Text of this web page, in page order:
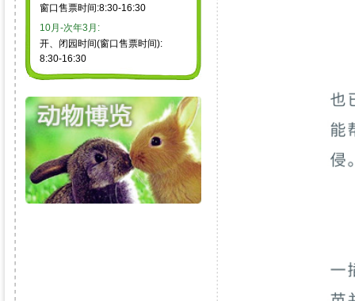
窗口售票时间:8:30-16:30
10月-次年3月:
开、闭园时间(窗口售票时间):
8:30-16:30